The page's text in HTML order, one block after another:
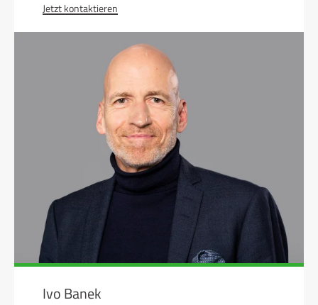
Jetzt kontaktieren
Ivo Banek